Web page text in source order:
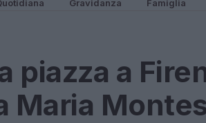
Gravidanza Famiglia
piazza a
Maria